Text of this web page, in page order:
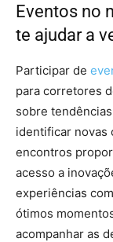
Eventos no
te ajudar a
Participar de
para corretores
sobre
identificar novas
encontros
acesso a
experiências
ótimos
acompanhar as